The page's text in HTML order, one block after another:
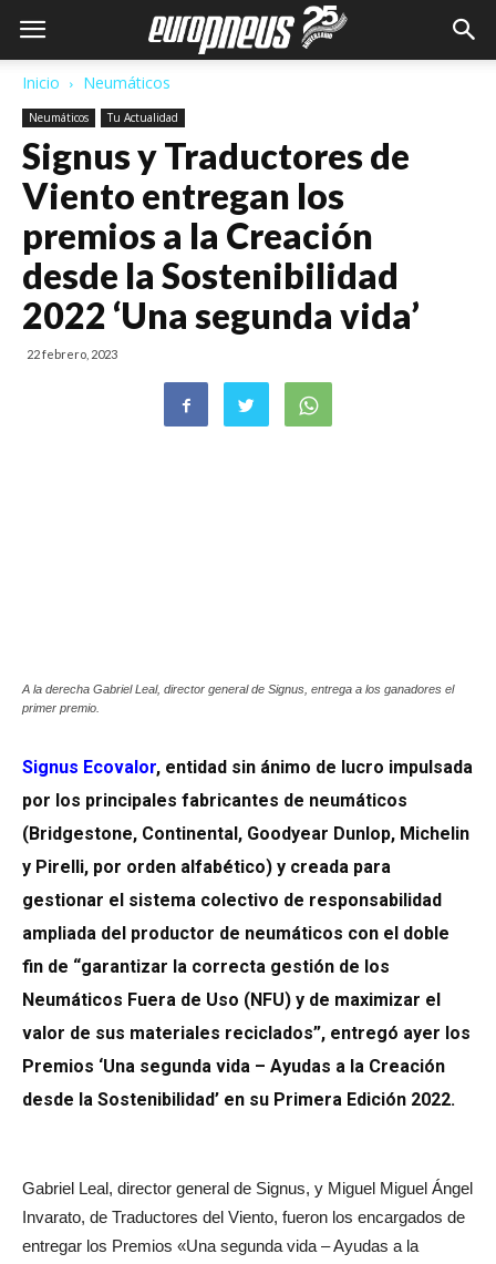
Inicio Neumáticos
Neumáticos Tu Actualidad
Signus y Traductores de
Viento entregan los
premios a la Creación
desde la Sostenibilidad
2022 ‘Una segunda vida’
22 febrero, 2023
A la derecha Gabriel Leal, director general de Signus, entrega a los ganadores el
primer premio.
Signus Ecovalor, entidad sin ánimo de lucro impulsada
por los principales fabricantes de neumáticos
(Bridgestone, Continental, Goodyear Dunlop, Michelin
y Pirelli, por orden alfabético) y creada para
gestionar el sistema colectivo de responsabilidad
ampliada del productor de neumáticos con el doble
fin de “garantizar la correcta gestión de los
Neumáticos Fuera de Uso (NFU) y de maximizar el
valor de sus materiales reciclados”, entregó ayer los
Premios ‘Una segunda vida – Ayudas a la Creación
desde la Sostenibilidad’ en su Primera Edición 2022.
Gabriel Leal, director general de Signus, y Miguel Miguel Ángel
Invarato, de Traductores del Viento, fueron los encargados de
entregar los Premios «Una segunda vida – Ayudas a la